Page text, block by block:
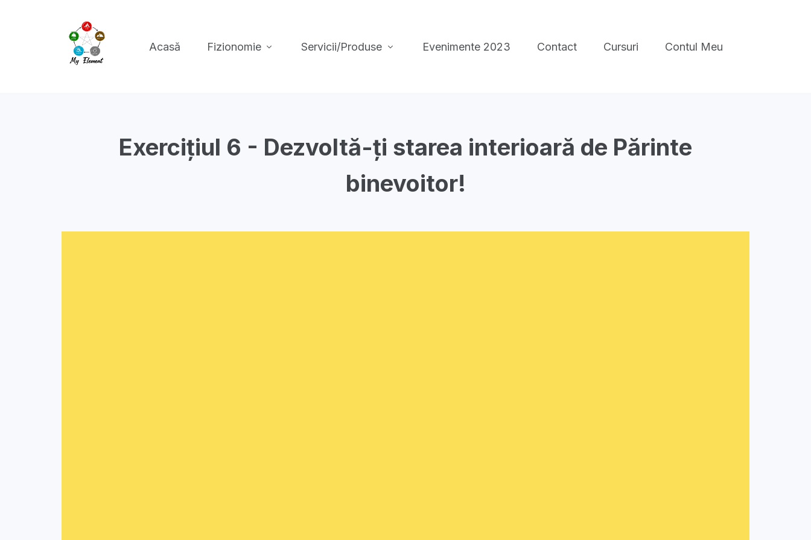
Acasă Fizionomie Servicii/Produse Evenimente 2023 Contact Cursuri Contul Meu
Exercițiul 6 - Dezvoltă-ți starea interioară de Părinte
binevoitor!